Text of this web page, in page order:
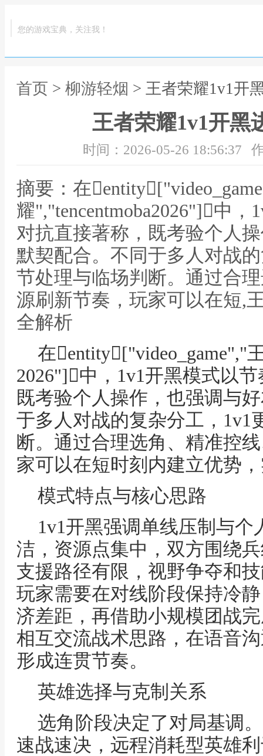
您的游戏宝典，关注我！
首页 > 柳游轻烟 > 王者荣耀1v1开
王者荣耀1v1开黑
时间：2026-05-26 18:56:37
摘要：在
耀","tencentmoba2026"]中
对抗直接著称，既考验个人
默契配合。不同于多人对战
节处理与临场判断。通过合
源刷新节奏，玩家可以在短,
全解析
在entity["video_game","
2026"]中，1v1开黑模式以
既考验个人操作，也强调与
于多人对战的复杂分工，1v1
断。通过合理选角、精准控
家可以在短时刻内建立优势
模式特点与核心思路
1v1开黑强调单线压制与
洁，资源点集中，双方围绕
支援路径有限，视野争夺和
玩家需要在对线阶段保持冷
济差距，再借助小规模团战
相互交流战术思路，在语音
形成连贯节奏。
英雄选择与克制关系
选角阶段决定了对局基调
速战速决，远程消耗型英雄